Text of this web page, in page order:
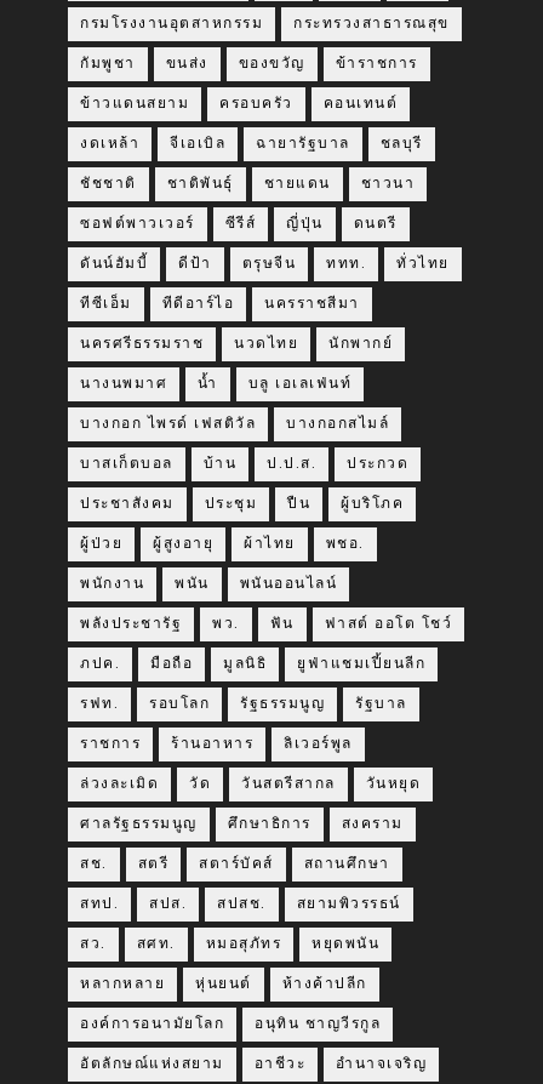
กรมโรงงานอุตสาหกรรม กระทรวงสาธารณสุข
กัมพูชา ขนส่ง ของขวัญ ข้าราชการ
ข้าวแดนสยาม ครอบครัว คอนเทนต์
งดเหล้า จีเอเบิล ฉายารัฐบาล ชลบุรี
ชัชชาติ ชาติพันธุ์ ชายแดน ชาวนา
ซอฟต์พาวเวอร์ ซีรีส์ ญี่ปุ่น ดนตรี
ดันน์ฮัมบี้ ดีป้า ตรุษจีน ททท. ทั่วไทย
ทีซีเอ็ม ทีดีอาร์ไอ นครราชสีมา
นครศรีธรรมราช นวดไทย นักพากย์
นางนพมาศ น้ำ บลู เอเลเฟ่นท์
บางกอก ไพรด์ เฟสติวัล บางกอกสไมล์
บาสเก็ตบอล บ้าน ป.ป.ส. ประกวด
ประชาสังคม ประชุม ปืน ผู้บริโภค
ผู้ป่วย ผู้สูงอายุ ผ้าไทย พชอ.
พนักงาน พนัน พนันออนไลน์
พลังประชารัฐ พว. ฟัน ฟาสต์ ออโต โชว์
ภปค. มือถือ มูลนิธิ ยูฟ่าแชมเปี้ยนลีก
รฟท. รอบโลก รัฐธรรมนูญ รัฐบาล
ราชการ ร้านอาหาร ลิเวอร์พูล
ล่วงละเมิด วัด วันสตรีสากล วันหยุด
ศาลรัฐธรรมนูญ ศึกษาธิการ สงคราม
สช. สตรี สตาร์บัคส์ สถานศึกษา
สทป. สปส. สปสช. สยามพิวรรธน์
สว. สศท. หมอสุภัทร หยุดพนัน
หลากหลาย หุ่นยนต์ ห้างค้าปลีก
องค์การอนามัยโลก อนุทิน ชาญวีรกูล
อัตลักษณ์แห่งสยาม อาชีวะ อำนาจเจริญ